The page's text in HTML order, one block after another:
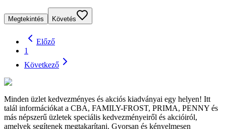
Megtekintés Követés
Előző
1
Következő
Minden üzlet kedvezményes és akciós kiadványai egy helyen! Itt
talál információkat a CBA, FAMILY-FROST, PRIMA, PENNY és
más népszerű üzletek speciális kedvezményeiről és akcióiról,
amelyek segítenek megtakarítani. Gyorsan és kényelmesen